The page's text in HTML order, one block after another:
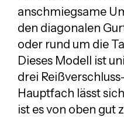
anschmiegsame
den diagonalen
oder rund um die
Dieses Modell ist
drei
Hauptfach lässt
ist es von oben gut